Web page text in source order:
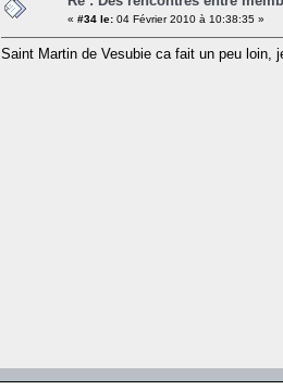
« #34 le: 04 Février 2010 à 10:38:35 »
Saint Martin de Vesubie ca fait un peu loin,